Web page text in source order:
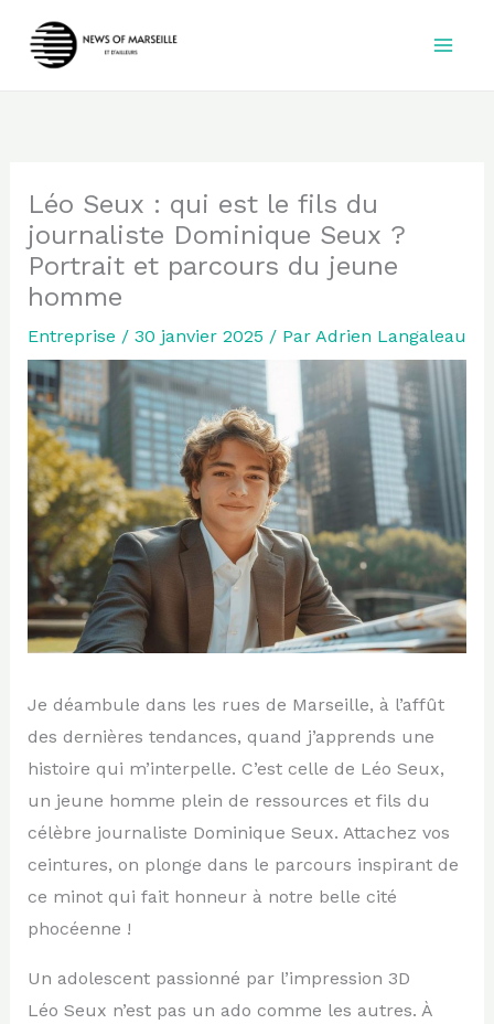
Léo Seux : qui est le fils du
journaliste Dominique Seux ?
Portrait et parcours du jeune
homme
Entreprise / 30 janvier 2025 / Par Adrien Langaleau
Je déambule dans les rues de Marseille, à l’affût
des dernières tendances, quand j’apprends une
histoire qui m’interpelle. C’est celle de Léo Seux,
un jeune homme plein de ressources et fils du
célèbre journaliste Dominique Seux. Attachez vos
ceintures, on plonge dans le parcours inspirant de
ce minot qui fait honneur à notre belle cité
phocéenne !
Un adolescent passionné par l’impression 3D
Léo Seux n’est pas un ado comme les autres. À